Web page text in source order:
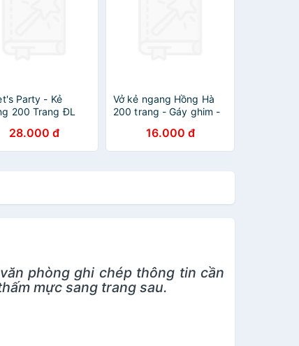
Party - Kẻ
200 Trang ĐL
Màu Giao Ngẫu
28.000 đ
Vở kẻ ngang Hồng Hà
200 trang - Gáy ghim -
1688 định lượng 55-
57gm2 độ sáng 82-84
16.000 đ
phòng ghi chép thông tin cần
mực sang trang sau.